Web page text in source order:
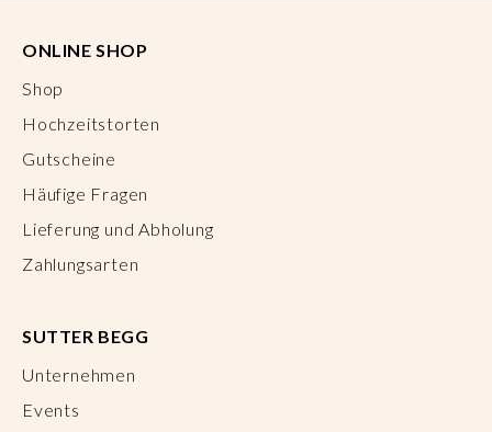
ONLINE SHOP
Shop
Hochzeitstorten
Gutscheine
Häufige Fragen
Lieferung und Abholung
Zahlungsarten
SUTTER BEGG
Unternehmen
Events